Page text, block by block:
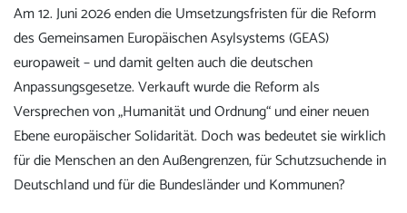
Am 12. Juni 2026 enden die Umsetzungsfristen für die Reform
des Gemeinsamen Europäischen Asylsystems (GEAS)
europaweit – und damit gelten auch die deutschen
Anpassungsgesetze. Verkauft wurde die Reform als
Versprechen von „Humanität und Ordnung“ und einer neuen
Ebene europäischer Solidarität. Doch was bedeutet sie wirklich
für die Menschen an den Außengrenzen, für Schutzsuchende in
Deutschland und für die Bundesländer und Kommunen?